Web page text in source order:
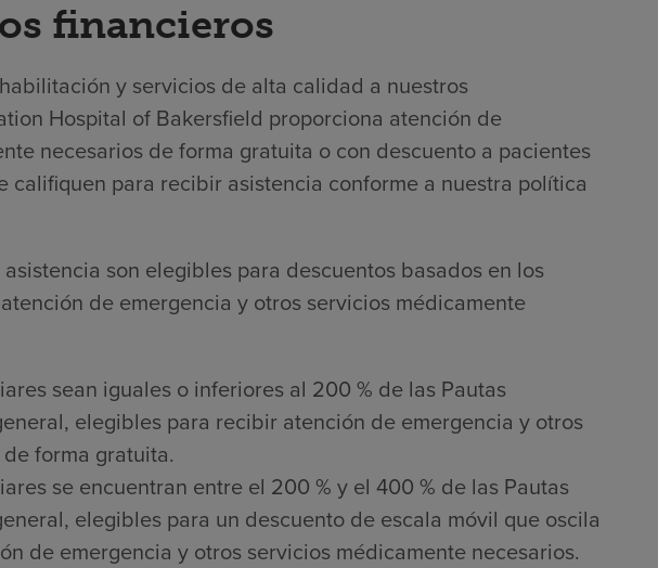
financieros
y servicios de alta calidad a nuestros
Hospital of Bakersfield proporciona atención de
necesarios de forma gratuita o con descuento a pacientes
califiquen para recibir asistencia conforme a nuestra política
son elegibles para descuentos basados en los
de emergencia y otros servicios médicamente
sean iguales o inferiores al 200 % de las Pautas
elegibles para recibir atención de emergencia y otros
forma gratuita.
se encuentran entre el 200 % y el 400 % de las Pautas
elegibles para un descuento de escala móvil que oscila
de emergencia y otros servicios médicamente necesarios.